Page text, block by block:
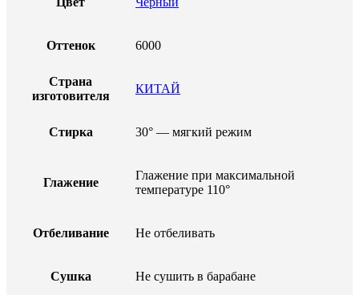
Оттенок 6000
Страна
изготовителя
КИТАЙ
Стирка 30° — мягкий режим
Глажение
Глажение при максимальной
температуре 110°
Отбеливание Не отбеливать
Сушка Не сушить в барабане